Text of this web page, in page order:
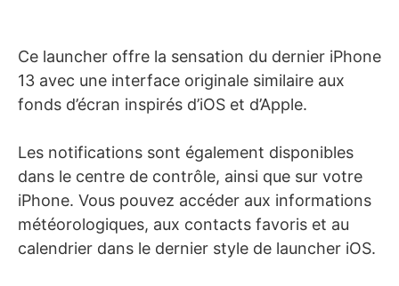
Ce launcher offre la sensation du dernier iPhone
13 avec une interface originale similaire aux
fonds d’écran inspirés d’iOS et d’Apple.
Les notifications sont également disponibles
dans le centre de contrôle, ainsi que sur votre
iPhone. Vous pouvez accéder aux informations
météorologiques, aux contacts favoris et au
calendrier dans le dernier style de launcher iOS.